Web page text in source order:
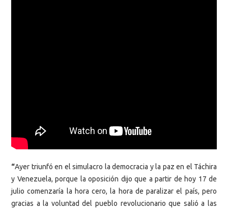
“Ayer triunfó en el simulacro la democracia y la paz en el Táchira
y Venezuela, porque la oposición dijo que a partir de hoy 17 de
julio comenzaría la hora cero, la hora de paralizar el país, pero
gracias a la voluntad del pueblo revolucionario que salió a las